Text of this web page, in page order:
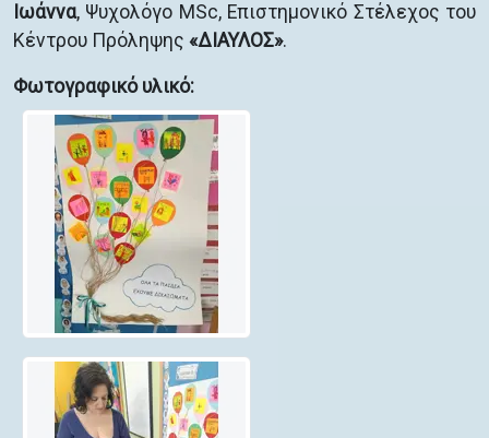
Ιωάννα, Ψυχολόγο MSc, Επιστημονικό Στέλεχος του
Κέντρου Πρόληψης «ΔΙΑΥΛΟΣ».
Φωτογραφικό υλικό: